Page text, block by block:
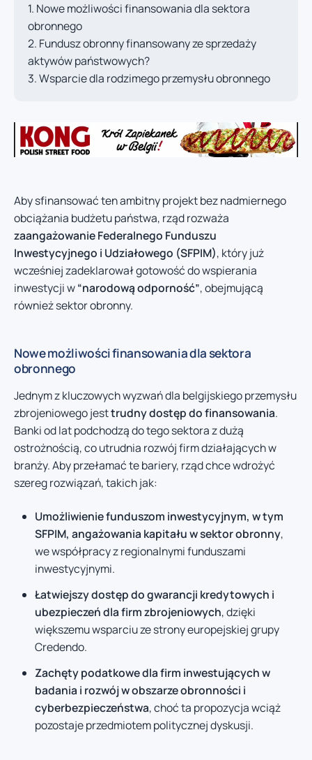
Nowe możliwości finansowania dla sektora
obronnego
Fundusz obronny finansowany ze sprzedaży
aktywów państwowych?
Wsparcie dla rodzimego przemysłu obronnego
Aby sfinansować ten ambitny projekt bez nadmiernego
obciążania budżetu państwa, rząd rozważa
zaangażowanie Federalnego Funduszu
Inwestycyjnego i Udziałowego (SFPIM), który już
wcześniej zadeklarował gotowość do wspierania
inwestycji w“narodową odporność”, obejmującą
również sektor obronny.
Nowe możliwości finansowania dla sektora
obronnego
Jednym z kluczowych wyzwań dla belgijskiego przemysłu
zbrojeniowego jesttrudny dostęp do finansowania.
Banki od lat podchodzą do tego sektora z dużą
ostrożnością, co utrudnia rozwój firm działających w
branży. Aby przełamać te bariery, rząd chce wdrożyć
szereg rozwiązań, takich jak:
Umożliwienie funduszom inwestycyjnym, w tym
SFPIM, angażowania kapitału w sektor obronny,
we współpracy z regionalnymi funduszami
inwestycyjnymi.
Łatwiejszy dostęp do gwarancji kredytowych i
ubezpieczeń dla firm zbrojeniowych, dzięki
większemu wsparciu ze strony europejskiej grupy
Credendo.
Zachęty podatkowe dla firm inwestujących w
badania i rozwój w obszarze obronności i
cyberbezpieczeństwa, choć ta propozycja wciąż
pozostaje przedmiotem politycznej dyskusji.